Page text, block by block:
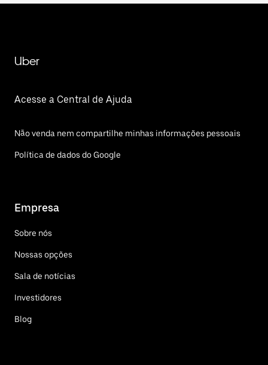
Uber
Acesse a Central de Ajuda
Não venda nem compartilhe minhas informações pessoais
Política de dados do Google
Empresa
Sobre nós
Nossas opções
Sala de notícias
Investidores
Blog